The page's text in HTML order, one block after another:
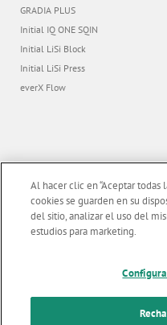
GRADIA PLUS
Initial IQ ONE SQIN
Initial LiSi Block
Initial LiSi Press
everX Flow
Al hacer clic en “Aceptar todas
cookies se guarden en su
del sitio, analizar el uso del
estudios para marketing.